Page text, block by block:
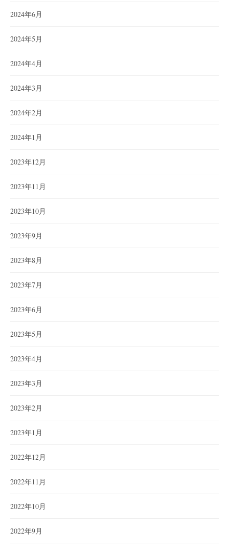
2024年6月
2024年5月
2024年4月
2024年3月
2024年2月
2024年1月
2023年12月
2023年11月
2023年10月
2023年9月
2023年8月
2023年7月
2023年6月
2023年5月
2023年4月
2023年3月
2023年2月
2023年1月
2022年12月
2022年11月
2022年10月
2022年9月